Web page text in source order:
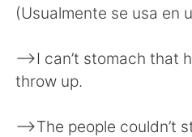
(Usualmente se usa en
—>I can’t stomach that
throw up.
—>The people couldn’t